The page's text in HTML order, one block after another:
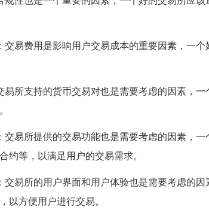
交易费用是影响用户交易成本的重要因素，一
易所支持的货币交易对也是需要考虑的因素，
交易所提供的交易功能也是需要考虑的因素，
约等，以满足用户的交易需求。
交易所的用户界面和用户体验也是需要考虑的
以方便用户进行交易。